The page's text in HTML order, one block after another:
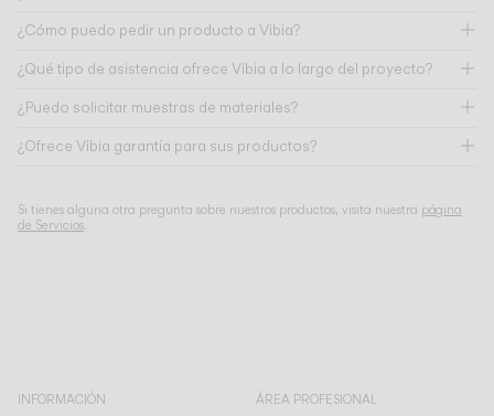
¿Cómo puedo pedir un producto a Vibia?
¿Qué tipo de asistencia ofrece Vibia a lo largo del proyecto?
¿Puedo solicitar muestras de materiales?
¿Ofrece Vibia garantía para sus productos?
Si tienes alguna otra pregunta sobre nuestros productos, visita nuestra página
de Servicios.
INFORMACIÓN ÁREA PROFESIONAL